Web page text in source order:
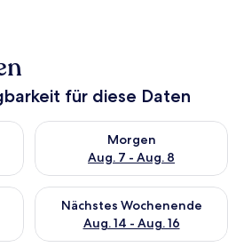
für diese Daten
für heute Nacht, Aug. 6 - Aug. 7.
Morgen
Aug. 7 - Aug. 8
Überprüfe die Verfügbarkeit
für dieses Wochenende, Aug. 7
Nächstes Wochenende
Aug. 14 - Aug. 16
Überprüfe die Verfügbarkeit